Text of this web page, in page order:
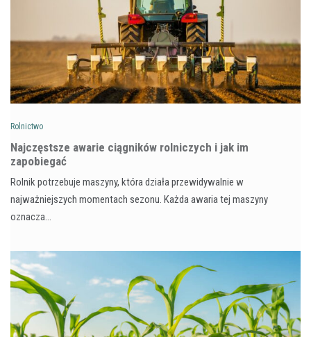
Rolnictwo
Najczęstsze awarie ciągników rolniczych i jak im
zapobiegać
Rolnik potrzebuje maszyny, która działa przewidywalnie w
najważniejszych momentach sezonu. Każda awaria tej maszyny
oznacza…